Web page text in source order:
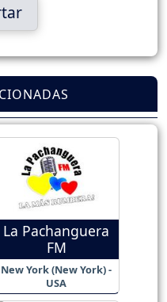
La Pachanguera
FM
New York (New York) -
USA